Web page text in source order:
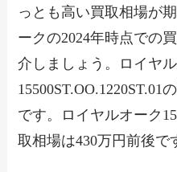
っとも高い買取相場が
ークの2024年時点での
介しましょう。ロイヤ
15500ST.OO.1220ST.01
です。ロイヤルオーク
取相場は430万円前後で